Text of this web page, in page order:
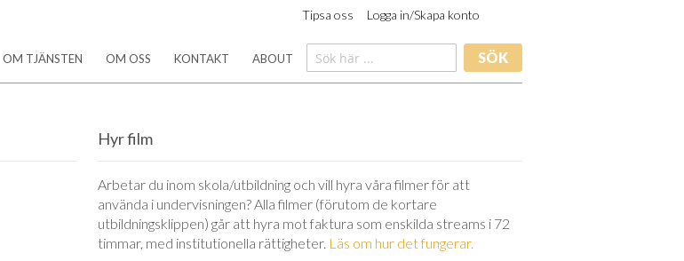
Tipsa oss Logga in/Skapa konto
OM TJÄNSTEN OM OSS KONTAKT ABOUT SÖK
Hyr film
Arbetar du inom skola/utbildning och vill hyra våra filmer för att
använda i undervisningen? Alla filmer (förutom de kortare
utbildningsklippen) går att hyra mot faktura som enskilda streams i 72
timmar, med institutionella rättigheter. Läs om hur det fungerar.